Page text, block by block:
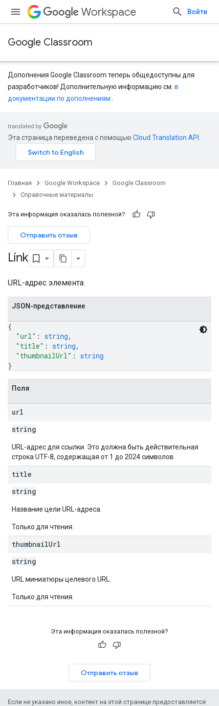
Workspace Войти
Google Classroom
Дополнения Google Classroom теперь общедоступны для
разработчиков! Дополнительную информацию см. в
документации по дополнениям
Эта страница переведена с помощью Cloud Translation API
Главная Google Workspace
Google Classroom
Справочные материалы
Эта информация оказалась полезной?
Отправить отзыв
Link
URL-адрес элемента.
JSON-представление
{
"url" : string,
"title" : string,
"thumbnailUrl" : string
}
Поля
url
string
URL-адрес для ссылки. Это должна быть действительная
строка UTF-8, содержащая от 1 до 2024 символов.
title
string
Название цели URL-адреса.
Только для чтения.
thumbnailUrl
string
URL миниатюры целевого URL.
Только для чтения.
Эта информация оказалась полезной?
Отправить отзыв
Если не указано иное, контент на этой странице предоставляется